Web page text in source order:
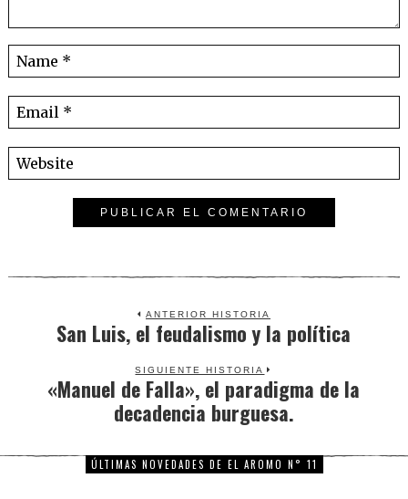
ANTERIOR HISTORIA
Previous
San Luis, el feudalismo y la política
SIGUIENTE HISTORIA
Next
post:
«Manuel de Falla», el paradigma de la
decadencia burguesa.
ÚLTIMAS NOVEDADES DE EL AROMO N° 11